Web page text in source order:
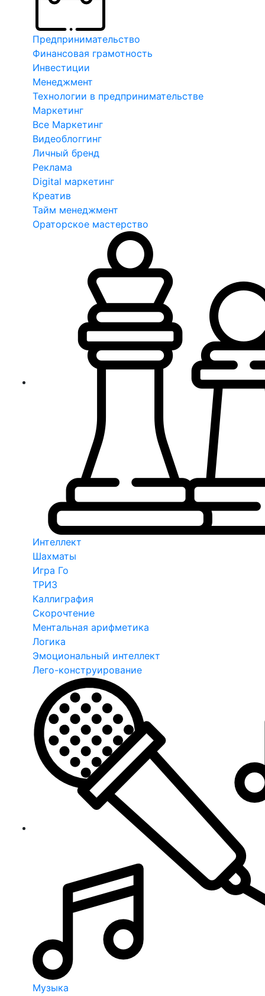
Предпринимательство
Финансовая грамотность
Инвестиции
Менеджмент
Технологии в предпринимательстве
Маркетинг
Все Маркетинг
Видеоблоггинг
Личный бренд
Реклама
Digital маркетинг
Креатив
Тайм менеджмент
Ораторское мастерство
Интеллект
Шахматы
Игра Го
ТРИЗ
Каллиграфия
Скорочтение
Ментальная арифметика
Логика
Эмоциональный интеллект
Лего-конструирование
Музыка